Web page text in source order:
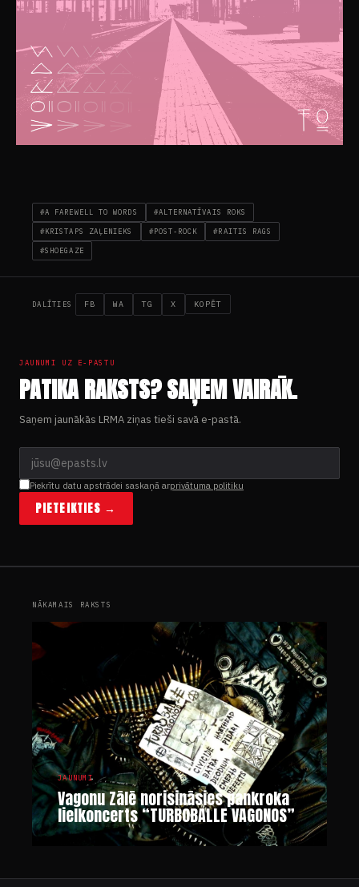
#A FAREWELL TO WORDS #ALTERNATĪVAIS ROKS
#KRISTAPS ZAĻENIEKS #POST-ROCK #RAITIS RAGS
#SHOEGAZE
DALĪTIES FB WA TG X KOPĒT
JAUNUMI UZ E-PASTU
PATIKA RAKSTS? SAŅEM VAIRĀK.
Saņem jaunākās LRMA ziņas tieši savā e-pastā.
Piekrītu datu apstrādei saskaņā arprivātuma politiku
PIETEIKTIES →
NĀKAMAIS RAKSTS
JAUNUMI
Vagonu Zālē norisināsies pankroka
lielkoncerts “TURBOBALLE VAGONOS”